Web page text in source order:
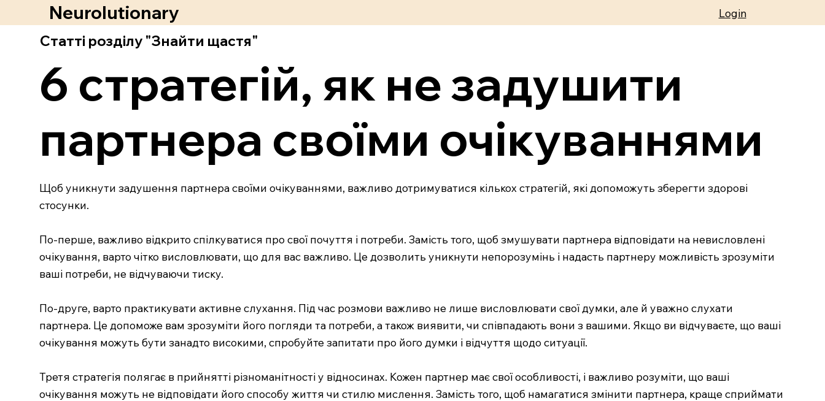
Neurolutionary Login
Статті розділу "Знайти щастя"
6 стратегій, як не задушити
партнера своїми очікуваннями
Щоб уникнути задушення партнера своїми очікуваннями, важливо дотримуватися кількох стратегій, які допоможуть зберегти здорові
стосунки.
По-перше, важливо відкрито спілкуватися про свої почуття і потреби. Замість того, щоб змушувати партнера відповідати на невисловлені
очікування, варто чітко висловлювати, що для вас важливо. Це дозволить уникнути непорозумінь і надасть партнеру можливість зрозуміти
ваші потреби, не відчуваючи тиску.
По-друге, варто практикувати активне слухання. Під час розмови важливо не лише висловлювати свої думки, але й уважно слухати
партнера. Це допоможе вам зрозуміти його погляди та потреби, а також виявити, чи співпадають вони з вашими. Якщо ви відчуваєте, що ваші
очікування можуть бути занадто високими, спробуйте запитати про його думки і відчуття щодо ситуації.
Третя стратегія полягає в прийнятті різноманітності у відносинах. Кожен партнер має свої особливості, і важливо розуміти, що ваші
очікування можуть не відповідати його способу життя чи стилю мислення. Замість того, щоб намагатися змінити партнера, краще сприймати